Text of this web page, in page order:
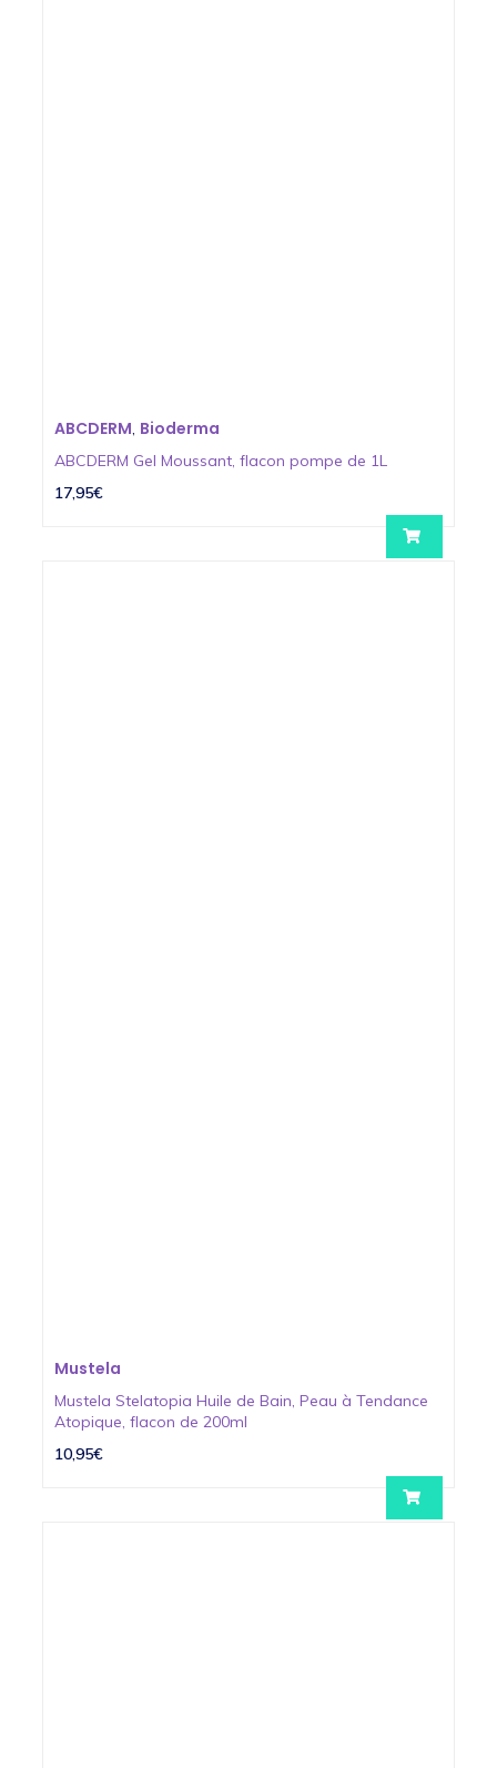
ABCDERM Bioderma
ABCDERM Gel Moussant, flacon pompe de 1L
17,95€
Mustela
Mustela Stelatopia Huile de Bain, Peau à Tendance
Atopique, flacon de 200ml
10,95€